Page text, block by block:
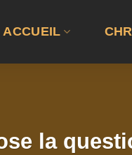
ACCUEIL
la